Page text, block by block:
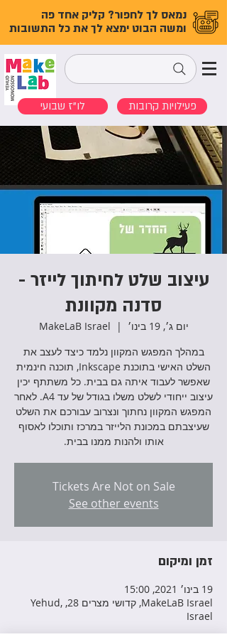
נמאס לך לחפור? קליק אחד פה
ומשה הבוט ימצא לך את כל התשובות
לו"ז שבועי פעילויות קרובות
עיצוב שלט לחיתוך לייזר -
סדנה מקוונת
יום ג׳, 19 בינו׳
  |
MakeLaB Israel
במהלך המפגש המקוון נלמד כיצד לעצב את
השלט האישי בתוכנת Inkscape, תוכנה חינמית
שאפשר לעבוד איתה גם בבית. כל משתתף יכין
עיצוב ייחודי לשלט משלו בגודל של עד A4. לאחר
המפגש המקוון נחתוך ונצרוב עבורכם את השלט
שעיצבתם במכונת הלייזר במרכז ותוכלו לאסוף
אותו ולהנות ממנו בבית.
Tickets Are Not on Sale
See other events
זמן ומיקום
19 בינו׳ 2021, 15:00
MakeLaB Israel, קדושי מצרים 28, Yehud,
Israel